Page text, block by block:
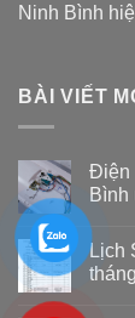
Ninh Bình
BÀI VIẾT
Điện
Bình
Lịch